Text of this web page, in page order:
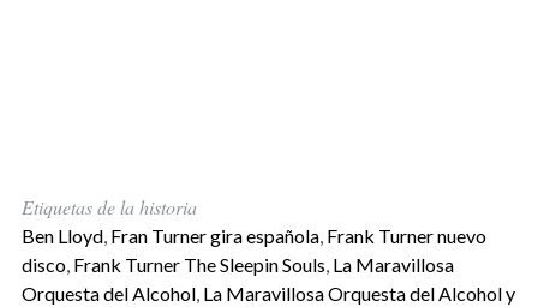
Etiquetas de la historia
Ben Lloyd, Fran Turner gira española, Frank Turner nuevo
disco, Frank Turner The Sleepin Souls, La Maravillosa
Orquesta del Alcohol, La Maravillosa Orquesta del Alcohol y